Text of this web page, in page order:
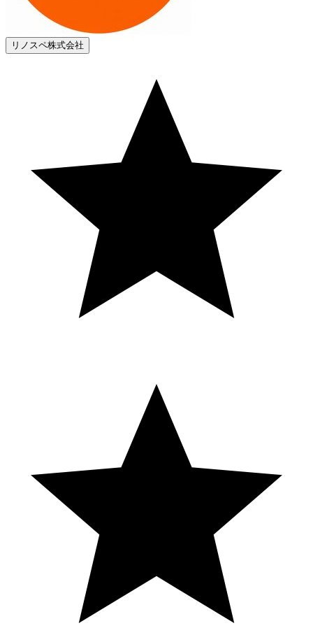
リノスペ株式会社